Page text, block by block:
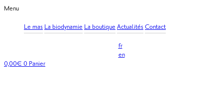
Menu
Le mas La biodynamie La boutique ActualitésContact
fr
en
0,00€ 0 Panier